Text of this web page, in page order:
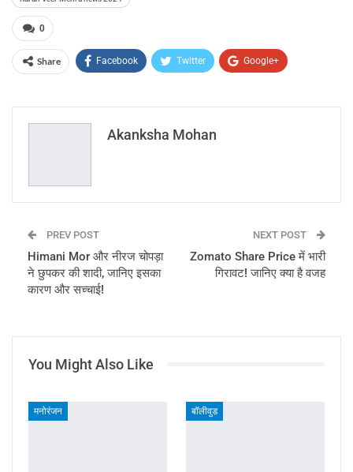
0
Share Facebook Twitter Google+
Email
Akanksha Mohan
PREV POST
Himani Mor और नीरज चोपड़ा
ने छुपकर की शादी, जानिए इसका
कारण और सच्चाई!
NEXT POST
Zomato Share Price में भारी
गिरावट! जानिए क्या है वजह
You Might Also Like
मनोरंजन बॉलीवुड